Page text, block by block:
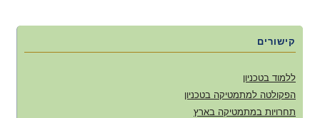
קישורים
ללמוד בטכניון
הפקולטה למתמטיקה בטכניון
תחרויות במתמטיקה בארץ